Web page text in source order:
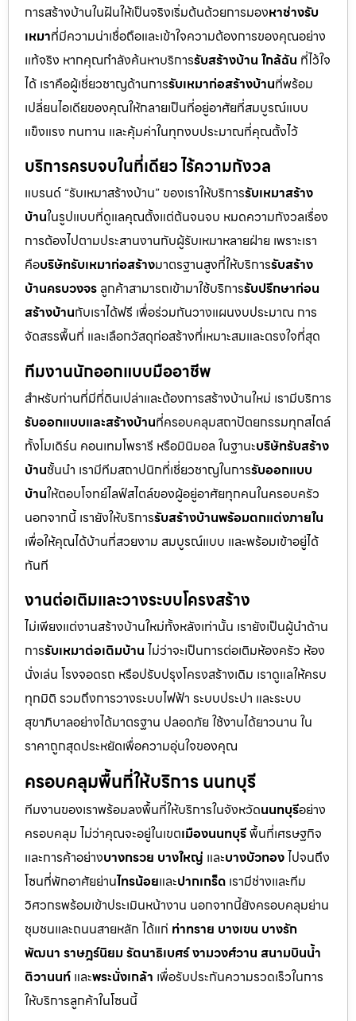
การสร้างบ้านในฝันให้เป็นจริงเริ่มต้นด้วยการมองหาช่างรับ
เหมาที่มีความน่าเชื่อถือและเข้าใจความต้องการของคุณอย่าง
แท้จริง หากคุณกำลังค้นหาบริการรับสร้างบ้าน ใกล้ฉัน ที่ไว้ใจ
ได้ เราคือผู้เชี่ยวชาญด้านการรับเหมาก่อสร้างบ้านที่พร้อม
เปลี่ยนไอเดียของคุณให้กลายเป็นที่อยู่อาศัยที่สมบูรณ์แบบ
แข็งแรง ทนทาน และคุ้มค่าในทุกงบประมาณที่คุณตั้งไว้
บริการครบจบในที่เดียว ไร้ความกังวล
แบรนด์ “รับเหมาสร้างบ้าน” ของเราให้บริการรับเหมาสร้าง
บ้านในรูปแบบที่ดูแลคุณตั้งแต่ต้นจนจบ หมดความกังวลเรื่อง
การต้องไปตามประสานงานกับผู้รับเหมาหลายฝ่าย เพราะเรา
คือบริษัทรับเหมาก่อสร้างมาตรฐานสูงที่ให้บริการรับสร้าง
บ้านครบวงจร ลูกค้าสามารถเข้ามาใช้บริการรับปรึกษาก่อน
สร้างบ้านกับเราได้ฟรี เพื่อร่วมกันวางแผนงบประมาณ การ
จัดสรรพื้นที่ และเลือกวัสดุก่อสร้างที่เหมาะสมและตรงใจที่สุด
ทีมงานนักออกแบบมืออาชีพ
สำหรับท่านที่มีที่ดินเปล่าและต้องการสร้างบ้านใหม่ เรามีบริการ
รับออกแบบและสร้างบ้านที่ครอบคลุมสถาปัตยกรรมทุกสไตล์
ทั้งโมเดิร์น คอนเทมโพรารี หรือมินิมอล ในฐานะบริษัทรับสร้าง
บ้านชั้นนำ เรามีทีมสถาปนิกที่เชี่ยวชาญในการรับออกแบบ
บ้านให้ตอบโจทย์ไลฟ์สไตล์ของผู้อยู่อาศัยทุกคนในครอบครัว
นอกจากนี้ เรายังให้บริการรับสร้างบ้านพร้อมตกแต่งภายใน
เพื่อให้คุณได้บ้านที่สวยงาม สมบูรณ์แบบ และพร้อมเข้าอยู่ได้
ทันที
งานต่อเติมและวางระบบโครงสร้าง
ไม่เพียงแต่งานสร้างบ้านใหม่ทั้งหลังเท่านั้น เรายังเป็นผู้นำด้าน
การรับเหมาต่อเติมบ้าน ไม่ว่าจะเป็นการต่อเติมห้องครัว ห้อง
นั่งเล่น โรงจอดรถ หรือปรับปรุงโครงสร้างเดิม เราดูแลให้ครบ
ทุกมิติ รวมถึงการวางระบบไฟฟ้า ระบบประปา และระบบ
สุขาภิบาลอย่างได้มาตรฐาน ปลอดภัย ใช้งานได้ยาวนาน ใน
ราคาถูกสุดประหยัดเพื่อความอุ่นใจของคุณ
ครอบคลุมพื้นที่ให้บริการ นนทบุรี
ทีมงานของเราพร้อมลงพื้นที่ให้บริการในจังหวัดนนทบุรีอย่าง
ครอบคลุม ไม่ว่าคุณจะอยู่ในเขตเมืองนนทบุรีพื้นที่เศรษฐกิจ
และการค้าอย่างบางกรวย บางใหญ่ และบางบัวทองไปจนถึง
โซนที่พักอาศัยย่านไทรน้อยและปากเกร็ด เรามีช่างและทีม
วิศวกรพร้อมเข้าประเมินหน้างาน นอกจากนี้ยังครอบคลุมย่าน
ชุมชนและถนนสายหลัก ได้แก่ ท่าทราย บางเขน บางรัก
พัฒนา ราษฎร์นิยม รัตนาธิเบศร์ งามวงศ์วาน สนามบินน้ำ
ติวานนท์ และพระนั่งเกล้า เพื่อรับประกันความรวดเร็วในการ
ให้บริการลูกค้าในโซนนี้